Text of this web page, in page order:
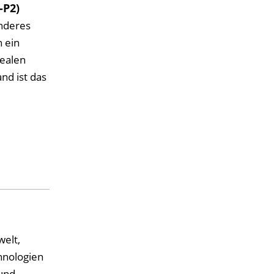
ein
ist das